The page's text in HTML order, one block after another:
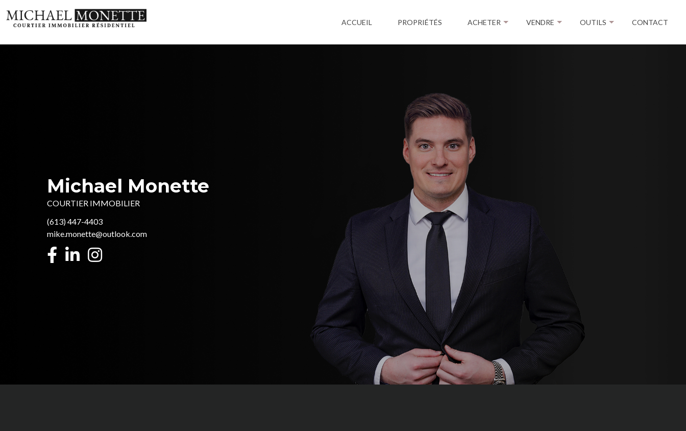
ACCUEIL PROPRIÉTÉS ACHETER VENDRE OUTILS CONTACT
Michael Monette
COURTIER IMMOBILIER
(613) 447-4403
mike.monette@outlook.com